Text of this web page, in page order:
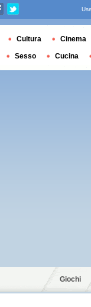
Giochi
Cultura Cinema
Sesso Cucina